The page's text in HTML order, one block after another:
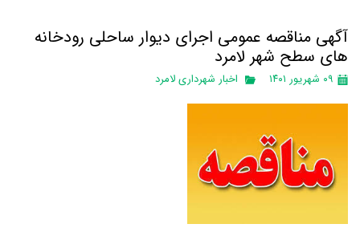
آگهی مناقصه عمومی اجرای دیوار ساحلی رودخانه
های سطح شهر لامرد
۰۹ شهریور ۱۴۰۱ اخبار شهرداری لامرد